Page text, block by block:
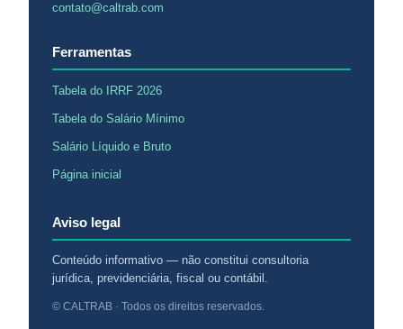
contato@caltrab.com
Ferramentas
Tabela do IRRF 2026
Tabela do Salário Mínimo
Salário Líquido e Bruto
Página inicial
Aviso legal
Conteúdo informativo — não constitui consultoria
jurídica, previdenciária, fiscal ou contábil.
© CALTRAB · Todos os direitos reservados.